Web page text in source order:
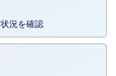
況を確認